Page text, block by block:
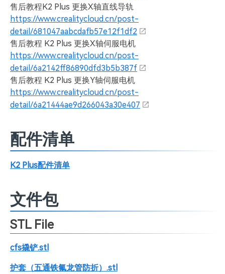
售后教程K2 Plus 更换X轴直线导轨
https://www.crealitycloud.cn/post-
detail/681047aabcdafb57e12f1df2
售后教程 K2 Plus 更换X轴伺服电机
https://www.crealitycloud.cn/post-
detail/6a2142ff86890dfd3b5b387f
售后教程 K2 Plus 更换Y轴伺服电机
https://www.crealitycloud.cn/post-
detail/6a21444ae9d266043a30e407
配件清单
K2 Plus配件清单
文件包
STL File
cfs撬铲.stl
护套（五通铁氟龙管防折）.stl